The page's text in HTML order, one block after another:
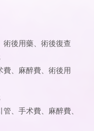
術後用藥、術後復查
費、麻醉費、術後用
、手术費、麻醉費、